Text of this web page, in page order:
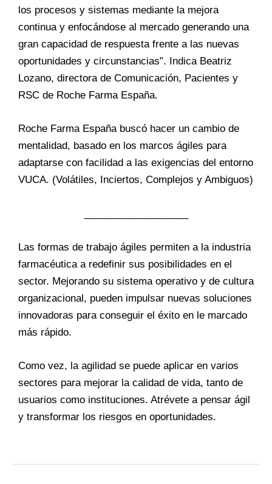
los procesos y sistemas mediante la mejora
continua y enfocándose al mercado generando una
gran capacidad de respuesta frente a las nuevas
oportunidades y circunstancias”. Indica Beatriz
Lozano, directora de Comunicación, Pacientes y
RSC de Roche Farma España.
Roche Farma España buscó hacer un cambio de
mentalidad, basado en los marcos ágiles para
adaptarse con facilidad a las exigencias del entorno
VUCA. (Volátiles, Inciertos, Complejos y Ambiguos)
Las formas de trabajo ágiles permiten a la industria
farmacéutica a redefinir sus posibilidades en el
sector. Mejorando su sistema operativo y de cultura
organizacional, pueden impulsar nuevas soluciones
innovadoras para conseguir el éxito en le marcado
más rápido.
Como vez, la agilidad se puede aplicar en varios
sectores para mejorar la calidad de vida, tanto de
usuarios como instituciones. Atrévete a pensar ágil
y transformar los riesgos en oportunidades.